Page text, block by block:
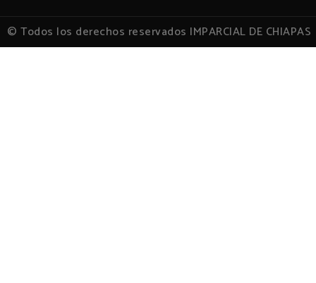
© Todos los derechos reservados IMPARCIAL DE CHIAPAS